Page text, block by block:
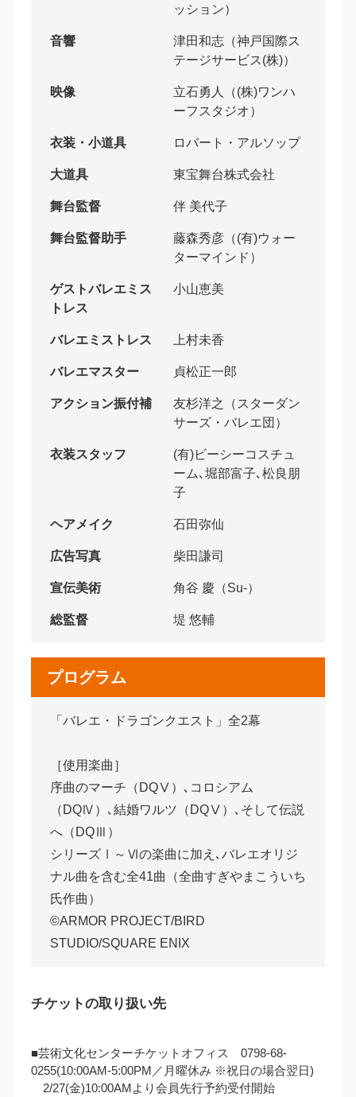
ッション）
音響
津田和志（神戸国際ス
テージサービス(株)）
映像
立石勇人（(株)ワンハ
ーフスタジオ）
衣装・小道具 ロバート・アルソップ
大道具 東宝舞台株式会社
舞台監督 伴 美代子
舞台監督助手
藤森秀彦（(有)ウォー
ターマインド）
ゲストバレエミス
トレス
小山恵美
バレエミストレス 上村未香
バレエマスター 貞松正一郎
アクション振付補
友杉洋之（スターダン
サーズ・バレエ団）
衣装スタッフ
(有)ビーシーコスチュ
ーム､堀部富子､松良朋
子
ヘアメイク 石田弥仙
広告写真 柴田謙司
宣伝美術 角谷 慶（Su-）
総監督 堤 悠輔
プログラム
「バレエ・ドラゴンクエスト」全2幕
［使用楽曲］
序曲のマーチ（DQⅤ）､コロシアム
（DQⅣ）､結婚ワルツ（DQⅤ）､そして伝説
へ（DQⅢ）
シリーズⅠ～Ⅵの楽曲に加え､バレエオリジ
ナル曲を含む全41曲（全曲すぎやまこういち
氏作曲）
©ARMOR PROJECT/BIRD
STUDIO/SQUARE ENIX
チケットの取り扱い先
■芸術文化センターチケットオフィス 0798-68-
0255(10:00AM‐5:00PM／月曜休み ※祝日の場合翌日)
2/27(金)10:00AMより会員先行予約受付開始